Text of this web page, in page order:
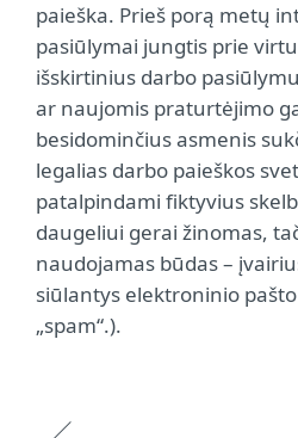
paieška. Prieš porą metų
pasiūlymai jungtis prie
išskirtinius darbo
ar naujomis praturtėjimo
besidominčius asmenis
legalias darbo paieškos
patalpindami fiktyvius
daugeliui gerai žinomas,
naudojamas būdas –
siūlantys elektroninio
„spam“.).